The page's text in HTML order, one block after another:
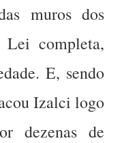
muros dos
Lei completa,
E, sendo
Izalci logo
dezenas de